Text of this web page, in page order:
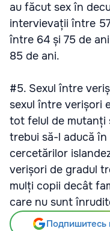
au făcut sex în
intervievații între
între 64 și 75 de
85 de ani.
#5. Sexul între
sexul între verișori
tot felul de mutanți
trebui să-l aducă în
cercetărilor
verișori de gradul
mulți copii decât
care nu sunt
Подпишитесь